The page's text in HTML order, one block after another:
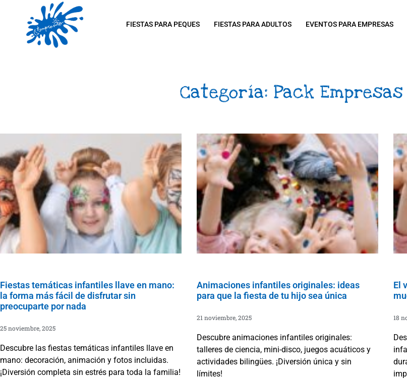
FIESTAS PARA PEQUES FIESTAS PARA ADULTOS EVENTOS PARA EMPRESAS
Categoría: Pack Empresas
Fiestas temáticas infantiles llave en mano:
la forma más fácil de disfrutar sin
preocuparte por nada
25 noviembre, 2025
Descubre las fiestas temáticas infantiles llave en
mano: decoración, animación y fotos incluidas.
¡Diversión completa sin estrés para toda la familia!
Animaciones infantiles originales: ideas
para que la fiesta de tu hijo sea única
21 noviembre, 2025
Descubre animaciones infantiles originales:
talleres de ciencia, mini-disco, juegos acuáticos y
actividades bilingües. ¡Diversión única y sin
límites!
El
18